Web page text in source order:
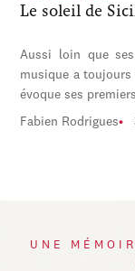
Le soleil de
Aussi loin que
musique a
évoque ses
Fabien Rodrigues
UNE